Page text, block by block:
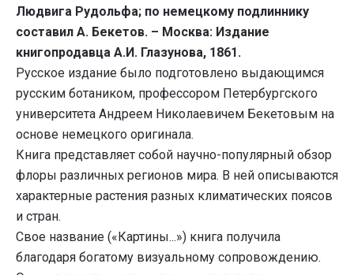
Людвига Рудольфа; по немецкому подлиннику
составил А. Бекетов. – Москва: Издание
книгопродавца А.И. Глазунова, 1861.
Русское издание было подготовлено выдающимся
русским ботаником, профессором Петербургского
университета Андреем Николаевичем Бекетовым на
основе немецкого оригинала.
Книга представляет собой научно-популярный обзор
флоры различных регионов мира. В ней описываются
характерные растения разных климатических поясов
и стран.
Свое название («Картины...») книга получила
благодаря богатому визуальному сопровождению.